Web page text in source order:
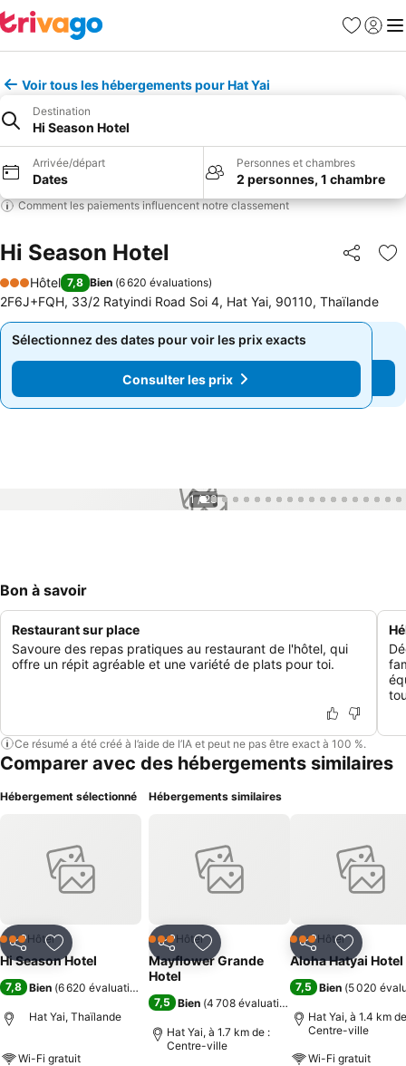
Favoris
Se
Voir tous les hébergements pour Hat Yai
Destination
Hi Season Hotel
Arrivée/départ
Dates
Personnes et chambres
2 personnes, 1 chambre
Comment les paiements influencent notre classement
Hi Season Hotel Partager
3 Étoiles
Hôtel 7,8 Bien (6 620 évaluations)
2F6J+FQH, 33/2 Ratyindi Road Soi 4, Hat Yai, 90110, Thaïlande
Sélectionnez des dates pour voir les prix exacts
Consulter les prix
Sélectionnez des dates pour voir les prix exacts
Consulter les prix
1 / 23
Bon à savoir
Restaurant sur place
Savoure des repas pratiques au restaurant de l'hôtel, qui
offre un répit agréable et une variété de plats pour toi.
Ce résumé a été créé à l’aide de l’IA et peut ne pas être exact à 100 %.
Comparer avec des hébergements similaires
Hébergement sélectionné
PartagerAjouter à mes favoris
3 ÉtoilesHôtel
Hi Season Hotel
7,8 Bien (6 620 évaluations
Hat Yai, Thaïlande
Wi-Fi gratuit
Hébergements similaires
PartagerAjouter à mes favoris
3 ÉtoilesHôtel
Mayflower Grande
Hotel
7,5 Bien (4 708 évaluations
Hat Yai, à 1.7 km de :
Centre-ville
PartagerAjouter
3 ÉtoilesHôtel
Aloha Hatyai Hotel
7,5 Bien (5 020
Hat Yai, à 1.4 km
Centre-ville
Wi-Fi gratuit